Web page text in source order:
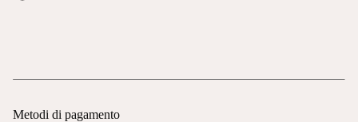
Metodi di pagamento